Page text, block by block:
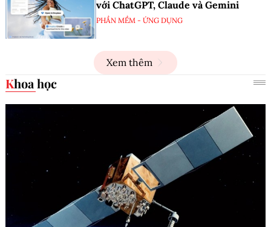
với ChatGPT, Claude và Gemini
PHẦN MỀM - ỨNG DỤNG
Xem thêm
Khoa học